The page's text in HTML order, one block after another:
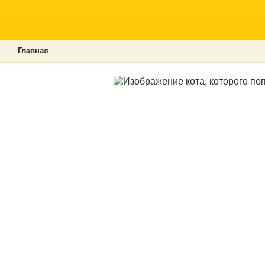
Главная